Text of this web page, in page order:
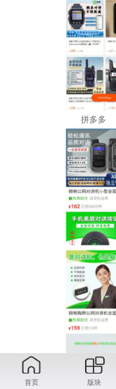
首页 版块
拼多多
抖音